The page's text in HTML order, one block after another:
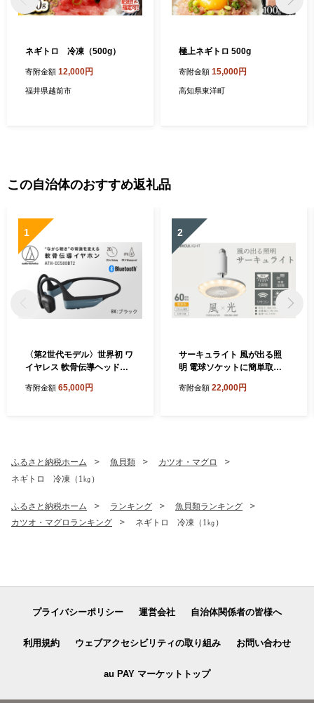
ネギトロ 冷凍（500g）
寄附金額 12,000円
福井県越前市
極上ネギトロ 500g
寄附金額 15,000円
高知県東洋町
この自治体のおすすめ返礼品
1
〈第2世代モデル〉世界初 ワ
イヤレス 軟骨伝導ヘッドホ
ク） オーディオテクニカ
寄附金額 65,000円
2
サーキュライト 風が出る照
明 電球ソケットに簡単取付
シャ】
寄附金額 22,000円
ふるさと納税ホーム 魚貝類
カツオ・マグロ
ネギトロ 冷凍（1㎏）
ふるさと納税ホーム ランキング
魚貝類ランキング
カツオ・マグロランキング
ネギトロ 冷凍（1㎏）
プライバシーポリシー 運営会社 自治体関係者の皆様へ
利用規約 ウェブアクセシビリティの取り組み お問い合わせ
au PAY マーケットトップ